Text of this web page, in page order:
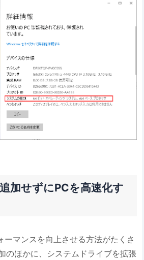
加せずにPCを高速化す
ーマンスを向上させる方法がたくさ
のほかに、システムドライブを拡張